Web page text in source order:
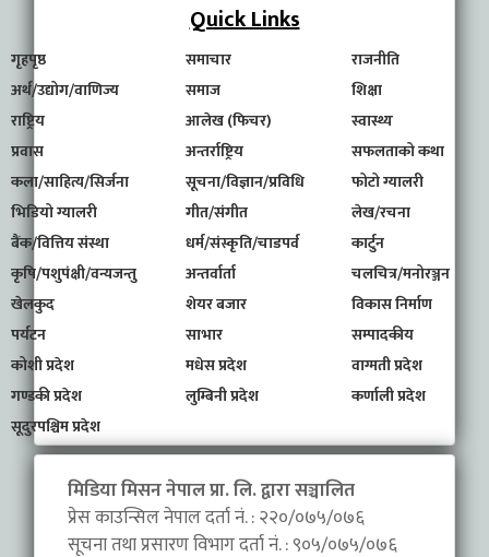
Quick Links
गृहपृष्ठ समाचार
राजनीति
अर्थ/उद्योग/वाणिज्य
समाज
शिक्षा
राष्ट्रिय
आलेख (फिचर)
स्वास्थ्य
प्रवास
अन्तर्राष्ट्रिय
सफलताको कथा
कला/साहित्य/सिर्जना
सूचना/विज्ञान/प्रविधि
फोटो ग्यालरी
भिडियो ग्यालरी
गीत/संगीत
लेख/रचना
बैंक/वित्तिय संस्था
धर्म/संस्कृति/चाडपर्व
कार्टुन
कृषि/पशुपंक्षी/वन्यजन्तु
अन्तर्वार्ता
चलचित्र/मनोरञ्जन
खेलकुद
शेयर बजार
विकास निर्माण
पर्यटन
साभार
सम्पादकीय
कोशी प्रदेश
मधेस प्रदेश
वाग्मती प्रदेश
गण्डकी प्रदेश
लुम्बिनी प्रदेश
कर्णाली प्रदेश
सूदुरपश्चिम प्रदेश
मिडिया मिसन नेपाल प्रा. लि. द्वारा सञ्चालित
प्रेस काउन्सिल नेपाल दर्ता नं. : २२०/०७५/०७६
सूचना तथा प्रसारण विभाग दर्ता नं. : ९०५/०७५/०७६